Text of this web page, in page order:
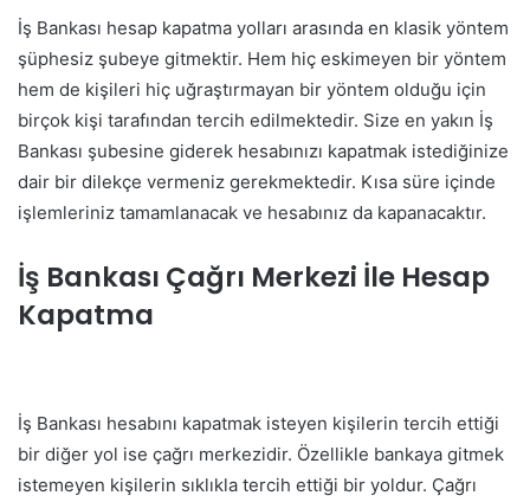
İş Bankası hesap kapatma yolları arasında en klasik yöntem
şüphesiz şubeye gitmektir. Hem hiç eskimeyen bir yöntem
hem de kişileri hiç uğraştırmayan bir yöntem olduğu için
birçok kişi tarafından tercih edilmektedir. Size en yakın İş
Bankası şubesine giderek hesabınızı kapatmak istediğinize
dair bir dilekçe vermeniz gerekmektedir. Kısa süre içinde
işlemleriniz tamamlanacak ve hesabınız da kapanacaktır.
İş Bankası Çağrı Merkezi İle Hesap
Kapatma
İş Bankası hesabını kapatmak isteyen kişilerin tercih ettiği
bir diğer yol ise çağrı merkezidir. Özellikle bankaya gitmek
istemeyen kişilerin sıklıkla tercih ettiği bir yoldur. Çağrı